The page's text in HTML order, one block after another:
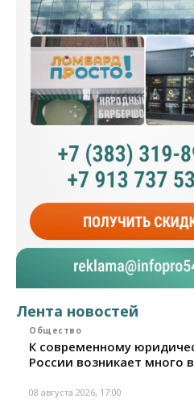
Лента новостей
Общество
К современному
России возникает много
08 августа 2026, 17:00